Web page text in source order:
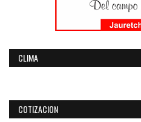
CLIMA
COTIZACION